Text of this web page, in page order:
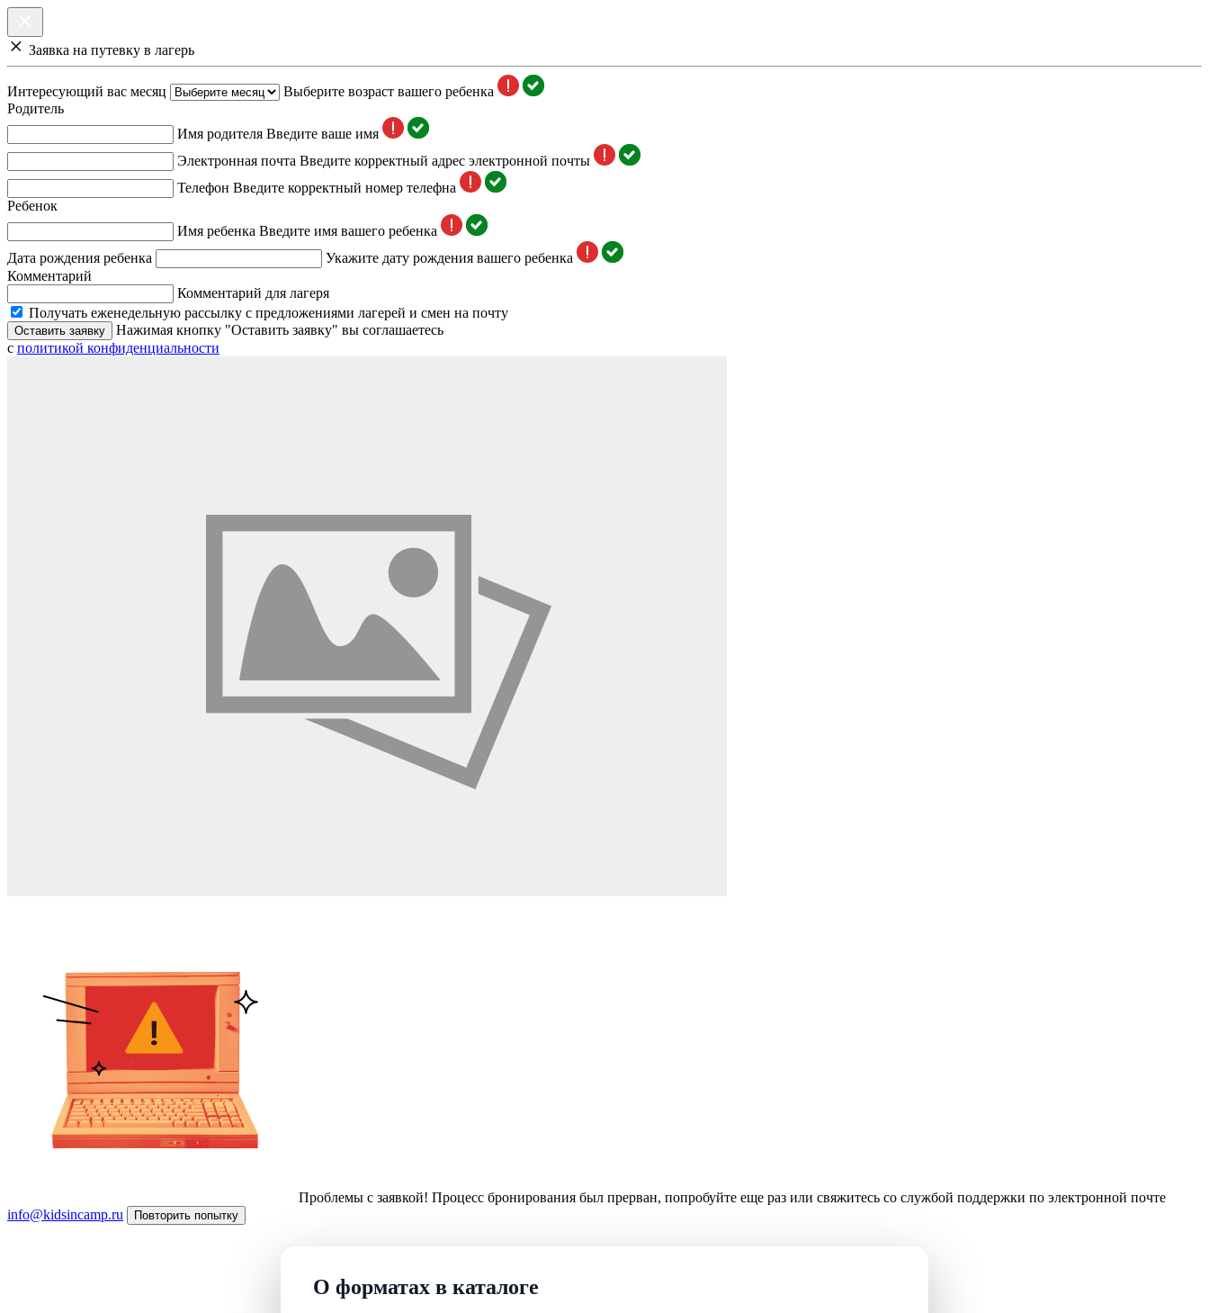
Заявка на путевку в лагерь
Интересующий вас месяц
Выберите возраст вашего ребенка
Родитель
Имя родителя Введите ваше имя
Электронная почта Введите корректный адрес электронной почты
Телефон Введите корректный номер телефна
Ребенок
Имя ребенка Введите имя вашего ребенка
Дата рождения ребенка
Укажите дату рождения вашего ребенка
Комментарий
Комментарий для лагеря
Получать еженедельную рассылку с предложениями лагерей и смен на почту
Оставить заявку
Нажимая кнопку "Оставить заявку" вы соглашаетесь
с политикой конфиденциальности
Проблемы с заявкой! Процесс бронирования был прерван, попробуйте еще раз или свяжитесь со службой поддержки по электронной почте
info@kidsincamp.ru
Повторить попытку
О форматах в каталоге